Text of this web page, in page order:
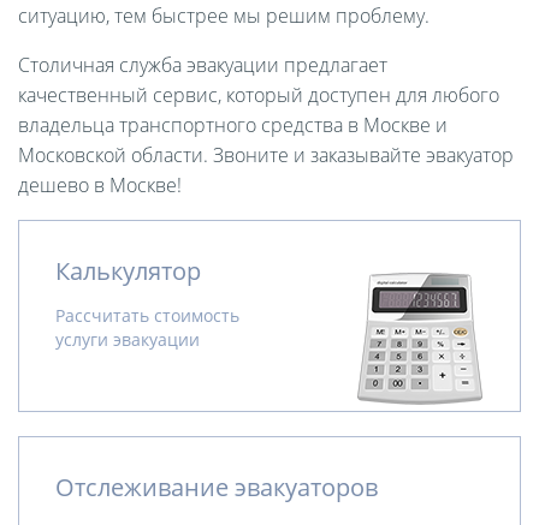
ситуацию, тем быстрее мы решим проблему.
Столичная служба эвакуации предлагает
качественный сервис, который доступен для любого
владельца транспортного средства в Москве и
Московской области. Звоните и заказывайте эвакуатор
дешево в Москве!
Калькулятор
Рассчитать стоимость
услуги эвакуации
Отслеживание эвакуаторов